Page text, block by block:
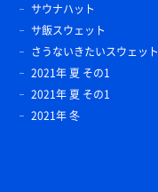
サウナハット
サ飯スウェット
さうないきたいスウェット
2021年 夏 その1
2021年 夏 その1
2021年 冬